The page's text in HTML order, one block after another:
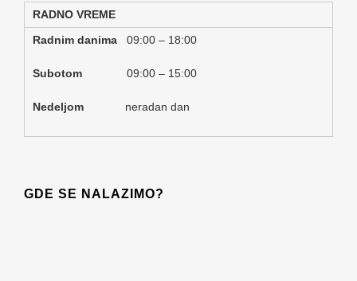
RADNO VREME
Radnim danima 09:00 – 18:00
Subotom 09:00 – 15:00
Nedeljom neradan dan
GDE SE NALAZIMO?